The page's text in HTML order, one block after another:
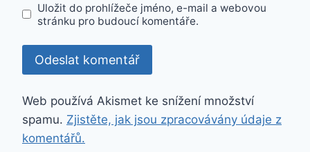
Uložit do prohlížeče jméno, e-mail a webovou
stránku pro budoucí komentáře.
Web používá Akismet ke snížení množství
spamu. Zjistěte, jak jsou zpracovávány údaje z
komentářů.